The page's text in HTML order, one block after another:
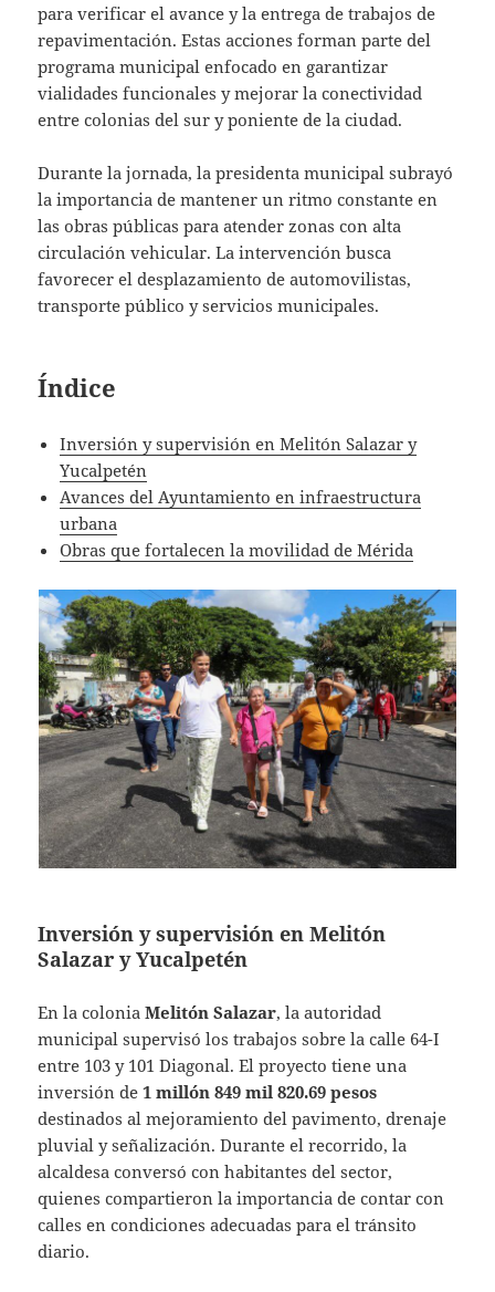
para verificar el avance y la entrega de trabajos de
repavimentación. Estas acciones forman parte del
programa municipal enfocado en garantizar
vialidades funcionales y mejorar la conectividad
entre colonias del sur y poniente de la ciudad.
Durante la jornada, la presidenta municipal subrayó
la importancia de mantener un ritmo constante en
las obras públicas para atender zonas con alta
circulación vehicular. La intervención busca
favorecer el desplazamiento de automovilistas,
transporte público y servicios municipales.
Índice
Inversión y supervisión en Melitón Salazar y
Yucalpetén
Avances del Ayuntamiento en infraestructura
urbana
Obras que fortalecen la movilidad de Mérida
Inversión y supervisión en Melitón
Salazar y Yucalpetén
En la coloniaMelitón Salazar, la autoridad
municipal supervisó los trabajos sobre la calle 64-I
entre 103 y 101 Diagonal. El proyecto tiene una
inversión de1 millón 849 mil 820.69 pesos
destinados al mejoramiento del pavimento, drenaje
pluvial y señalización. Durante el recorrido, la
alcaldesa conversó con habitantes del sector,
quienes compartieron la importancia de contar con
calles en condiciones adecuadas para el tránsito
diario.